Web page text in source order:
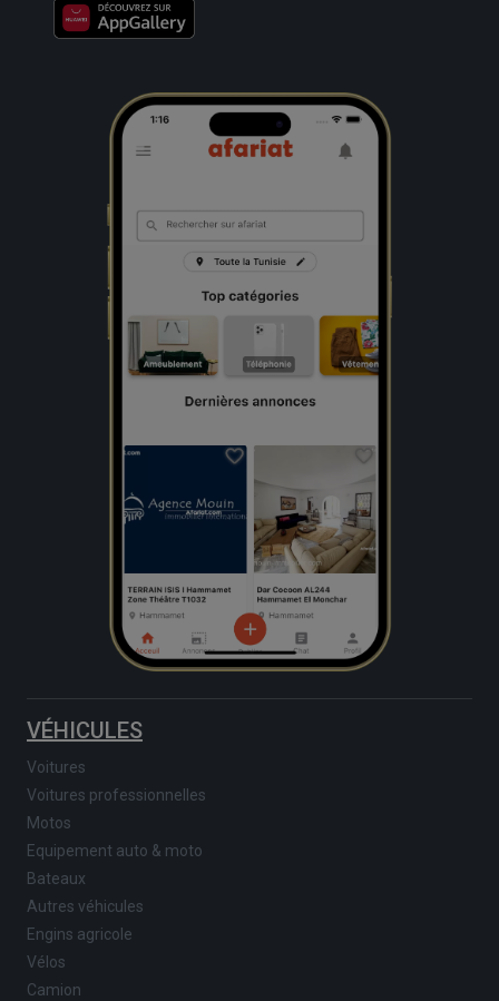
VÉHICULES
Voitures
Voitures professionnelles
Motos
Equipement auto & moto
Bateaux
Autres véhicules
Engins agricole
Vélos
Camion